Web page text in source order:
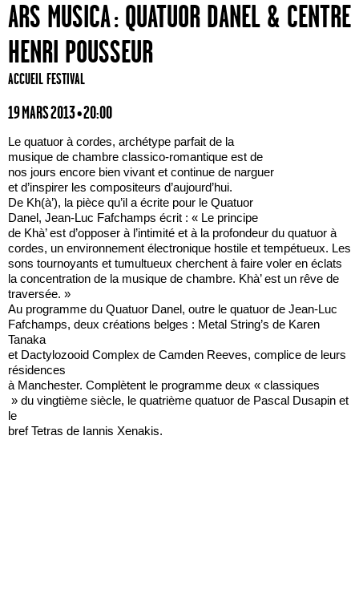
ARS MUSICA : QUATUOR DANEL & CENTRE
HENRI POUSSEUR
ACCUEIL FESTIVAL
19 MARS 2013 • 20:00
Le quatuor à cordes, archétype parfait de la
musique de chambre classico-romantique est de
nos jours encore bien vivant et continue de narguer
et d’inspirer les compositeurs d’aujourd’hui.
De Kh(à’), la pièce qu’il a écrite pour le Quatuor
Danel, Jean-Luc Fafchamps écrit : « Le principe
de Khà’ est d’opposer à l’intimité et à la profondeur du quatuor à
cordes, un environnement électronique hostile et tempétueux. Les
sons tournoyants et tumultueux cherchent à faire voler en éclats
la concentration de la musique de chambre. Khà’ est un rêve de
traversée. »
Au programme du Quatuor Danel, outre le quatuor de Jean-Luc
Fafchamps, deux créations belges : Metal String’s de Karen
Tanaka
et Dactylozooid Complex de Camden Reeves, complice de leurs
résidences
à Manchester. Complètent le programme deux « classiques
» du vingtième siècle, le quatrième quatuor de Pascal Dusapin et
le
bref Tetras de Iannis Xenakis.